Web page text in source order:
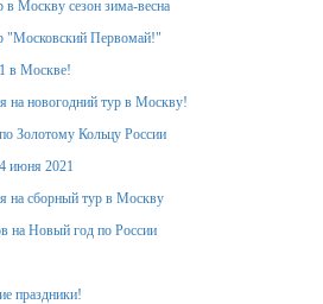
Москву сезон зима-весна
"Московский Первомай!"
в Москве!
на новогодний тур в Москву!
Золотому Кольцу России
июня 2021
на сборный тур в Москву
на Новый год по России
праздники!